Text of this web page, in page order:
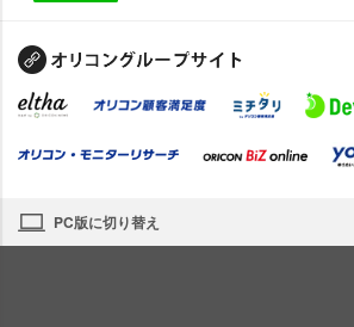
PC版に切り替え